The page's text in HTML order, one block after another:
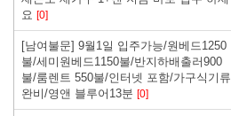
요 [0]
[남여불문] 9월1일 입주가능/원베드1250
불/세미원베드1150불/반지하배출러900
불/룸렌트 550불/인터넷 포함/가구식기류
완비/영앤 블루어13분 [0]